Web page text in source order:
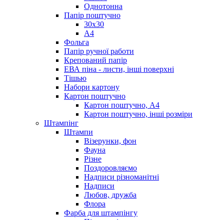
Однотонна
Папір поштучно
30х30
А4
Фольга
Папір ручної работи
Крепований папір
ЕВА піна - листи, інші поверхні
Тішью
Набори картону
Картон поштучно
Картон поштучно, А4
Картон поштучно, інші розміри
Штампінг
Штампи
Візерунки, фон
Фауна
Різне
Поздоровляємо
Надписи різноманітні
Надписи
Любов, дружба
Флора
Фарба для штампінгу